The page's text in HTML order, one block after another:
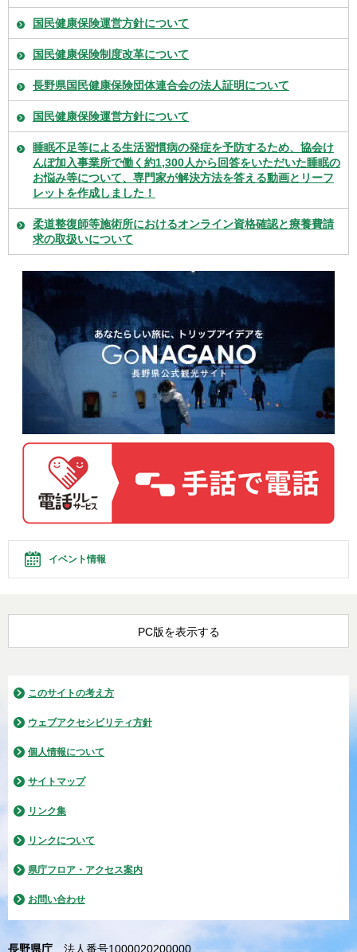
国民健康保険運営方針について
国民健康保険制度改革について
長野県国民健康保険団体連合会の法人証明について
国民健康保険運営方針について
睡眠不足等による生活習慣病の発症を予防するため、協会け
んぽ加入事業所で働く約1,300人から回答をいただいた睡眠の
お悩み等について、専門家が解決方法を答える動画とリーフ
レットを作成しました！
柔道整復師等施術所におけるオンライン資格確認と療養費請
求の取扱いについて
イベント情報
PC版を表示する
このサイトの考え方
ウェブアクセシビリティ方針
個人情報について
サイトマップ
リンク集
リンクについて
県庁フロア・アクセス案内
お問い合わせ
長野県庁 法人番号1000020200000